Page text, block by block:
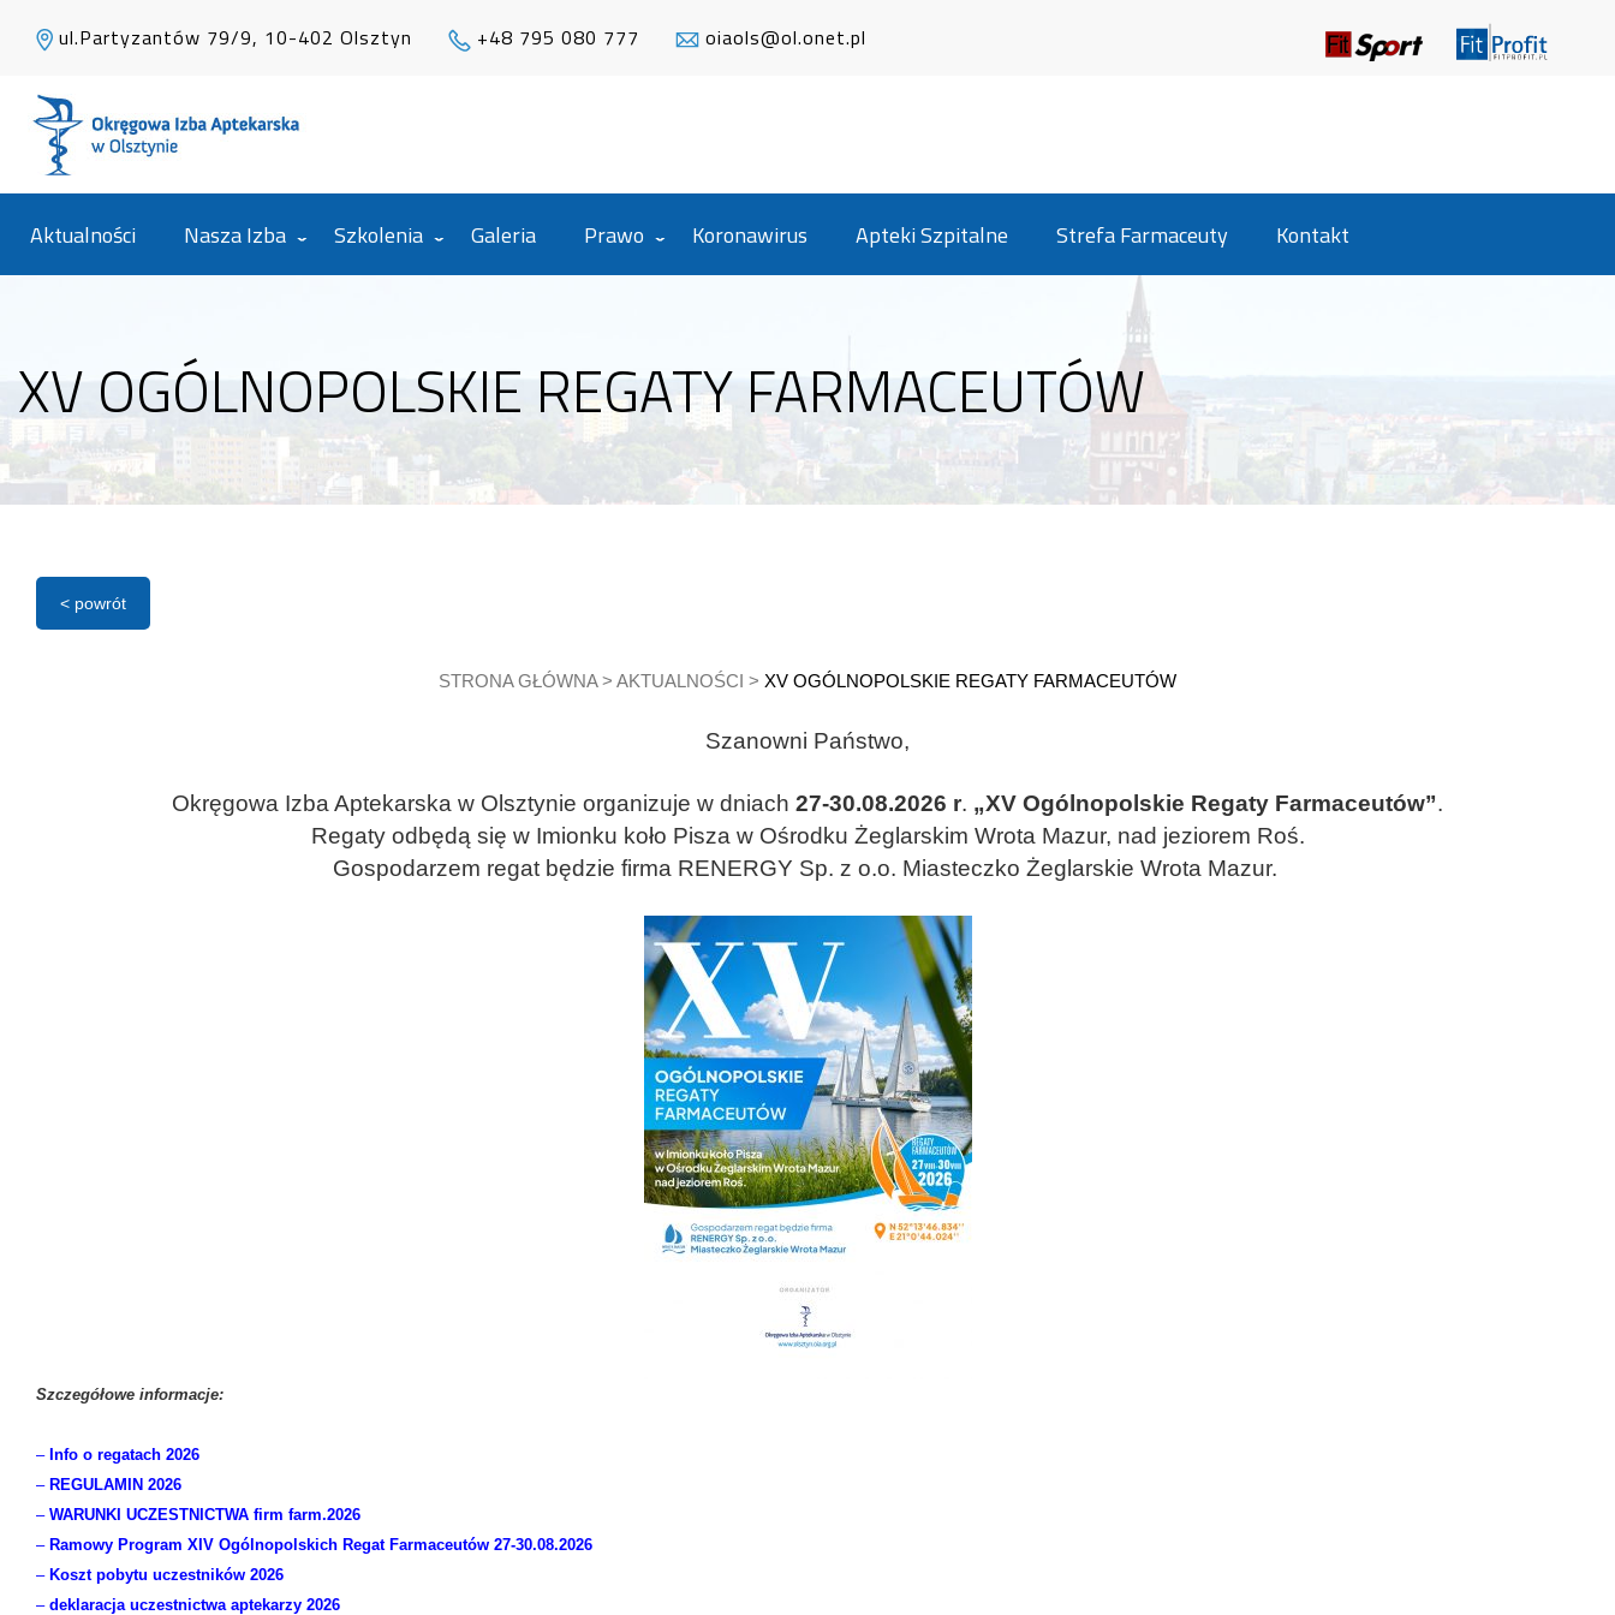
ul.Partyzantów 79/9, 10-402 Olsztyn +48 795 080 777 oiaols@ol.onet.pl
Aktualności Nasza Izba Szkolenia Galeria Prawo Koronawirus Apteki Szpitalne Strefa Farmaceuty Kontakt
XV OGÓLNOPOLSKIE REGATY FARMACEUTÓW
< powrót
STRONA GŁÓWNA> AKTUALNOŚCI > XV OGÓLNOPOLSKIE REGATY FARMACEUTÓW
Szanowni Państwo,
Okręgowa Izba Aptekarska w Olsztynie organizuje w dniach 27-30.08.2026 r. „XV Ogólnopolskie Regaty Farmaceutów”.
Regaty odbędą się w Imionku koło Pisza w Ośrodku Żeglarskim Wrota Mazur, nad jeziorem Roś.
Gospodarzem regat będzie firma RENERGY Sp. z o.o. Miasteczko Żeglarskie Wrota Mazur.
Szczegółowe informacje:
– Info o regatach 2026
– REGULAMIN 2026
– WARUNKI UCZESTNICTWA firm farm.2026
– Ramowy Program XIV Ogólnopolskich Regat Farmaceutów 27-30.08.2026
– Koszt pobytu uczestników 2026
– deklaracja uczestnictwa aptekarzy 2026